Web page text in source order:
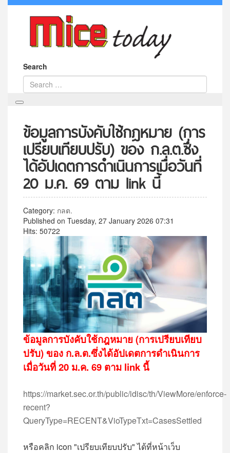
Search
ข้อมูลการบังคับใช้กฎหมาย (การ
เปรียบเทียบปรับ) ของ ก.ล.ต.ซึ่ง
ได้อัปเดตการดำเนินการเมื่อวันที่
20 ม.ค. 69 ตาม link นี้
Category: กลต.
Published on Tuesday, 27 January 2026 07:31
Hits: 50722
ข้อมูลการบังคับใช้กฎหมาย (การเปรียบเทียบ
ปรับ) ของ ก.ล.ต.ซึ่งได้อัปเดตการดำเนินการ
เมื่อวันที่ 20 ม.ค. 69 ตาม link นี้
https://market.sec.or.th/public/idisc/th/ViewMore/enforce-
recent?
QueryType=RECENT&VioTypeTxt=CasesSettled
หรือคลิก icon "เปรียบเทียบปรับ" ได้ที่หน้าเว็บ